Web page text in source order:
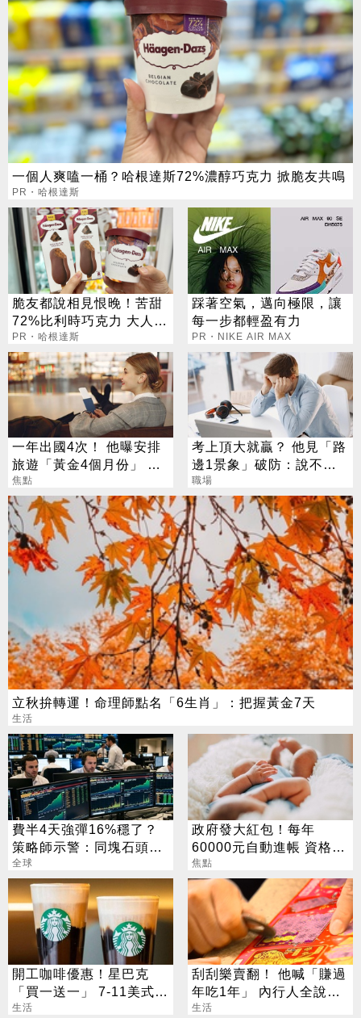
一個人爽嗑一桶？哈根達斯72%濃醇巧克力 掀脆友共鳴
PR・哈根達斯
脆友都說相見恨晚！苦甜
72%比利時巧克力 大人味
爆紅！
PR・哈根達斯
踩著空氣，邁向極限，讓
每一步都輕盈有力
PR・NIKE AIR MAX
一年出國4次！ 他曝安排
旅遊「黃金4個月份」 卡
對整年活在期待中
焦點
考上頂大就贏？ 他見「路
邊1景象」破防：說不清
的挫敗感
職場
立秋拚轉運！命理師點名「6生肖」：把握黃金7天
生活
費半4天強彈16%穩了？
策略師示警：同塊石頭不
會絆2次
全球
政府發大紅包！每年
60000元自動進帳 資格一
次看
焦點
開工咖啡優惠！星巴克
「買一送一」 7-11美式買
7送7
生活
刮刮樂賣翻！ 他喊「賺過
年吃1年」 內行人全說
了：生存不易
生活